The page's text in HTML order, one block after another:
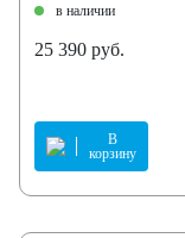
в наличии
25 390 руб.
В
корзину